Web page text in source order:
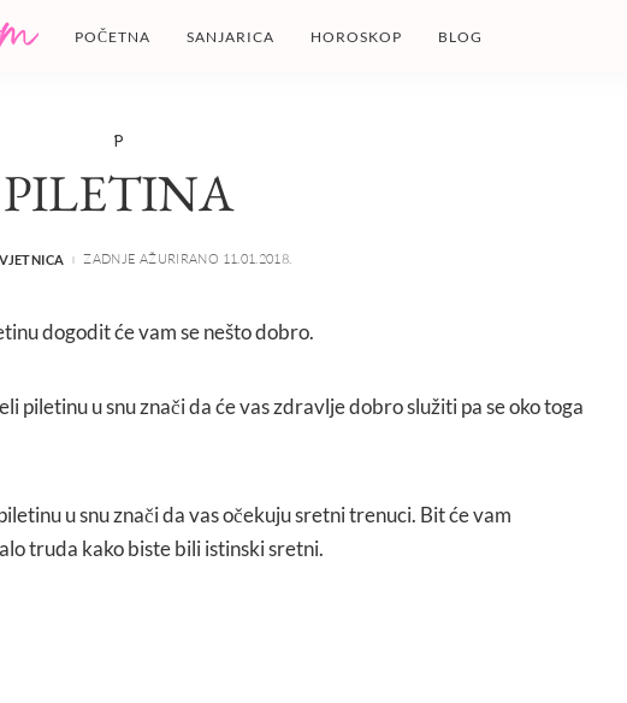
POČETNA SANJARICA HOROSKOP BLOG
P
PILETINA
ZADNJE AŽURIRANO 11.01.2018.
dogodit će vam se nešto dobro.
piletinu u snu znači da će vas zdravlje dobro služiti pa se oko toga
u snu znači da vas očekuju sretni trenuci. Bit će vam
truda kako biste bili istinski sretni.